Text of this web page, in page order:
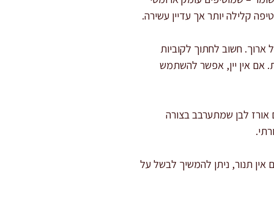
קלילה יותר אך עדיין עשירה.
חשוב לחתוך לקוביות
אם אין יין, אפשר להשתמש
לבן שמתערבב בצורה
תנור, ניתן להמשיך לבשל על